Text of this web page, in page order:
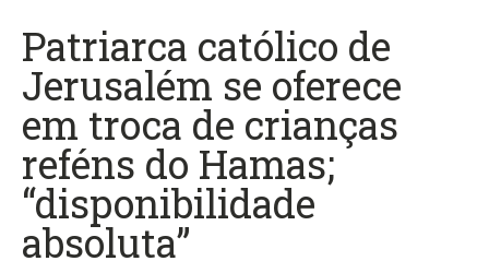
Patriarca católico de
Jerusalém se oferece
em troca de crianças
reféns do Hamas;
“disponibilidade
absoluta”